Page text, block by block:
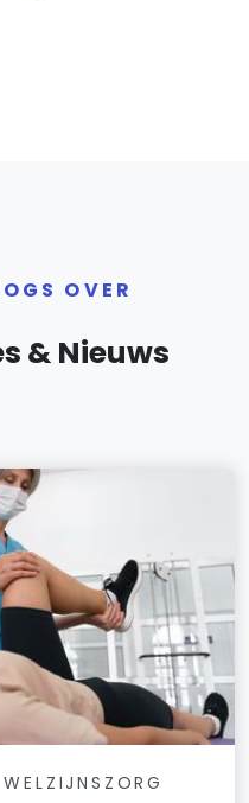
OVER
& Nieuws